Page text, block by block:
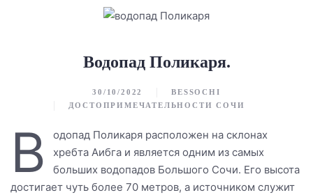
Водопад Поликаря.
30/10/2022
BESSOCHI
ДОСТОПРИМЕЧАТЕЛЬНОСТИ СОЧИ
В
одопад Поликаря расположен на склонах
хребта Аибга и является одним из самых
больших водопадов Большого Сочи. Его высота
достигает чуть более 70 метров, а источником служит